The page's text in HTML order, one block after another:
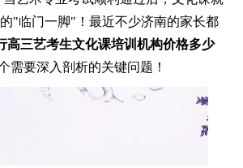
"临门一脚"！最近不少济南的家长都
高三艺考生文化课培训机构价格多少
需要深入剖析的关键问题！